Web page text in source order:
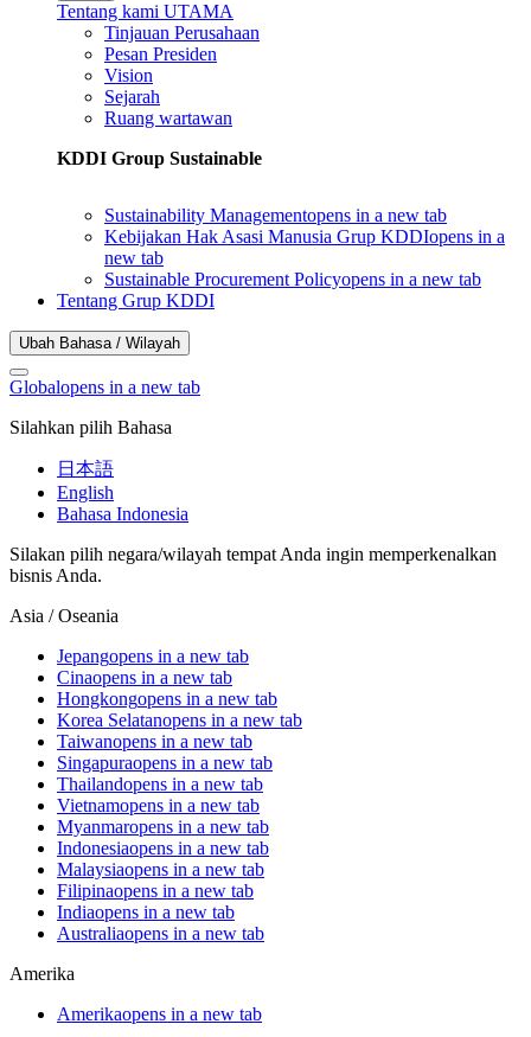
Tentang kami UTAMA
Tinjauan Perusahaan
Pesan Presiden
Vision
Sejarah
Ruang wartawan
KDDI Group Sustainable
Sustainability Managementopens in a new tab
Kebijakan Hak Asasi Manusia Grup KDDIopens in a
new tab
Sustainable Procurement Policyopens in a new tab
Tentang Grup KDDI
Ubah Bahasa / Wilayah
Globalopens in a new tab
Silahkan pilih Bahasa
日本語
English
Bahasa Indonesia
Silakan pilih negara/wilayah tempat Anda ingin memperkenalkan
bisnis Anda.
Asia / Oseania
Jepangopens in a new tab
Cinaopens in a new tab
Hongkongopens in a new tab
Korea Selatanopens in a new tab
Taiwanopens in a new tab
Singapuraopens in a new tab
Thailandopens in a new tab
Vietnamopens in a new tab
Myanmaropens in a new tab
Indonesiaopens in a new tab
Malaysiaopens in a new tab
Filipinaopens in a new tab
Indiaopens in a new tab
Australiaopens in a new tab
Amerika
Amerikaopens in a new tab